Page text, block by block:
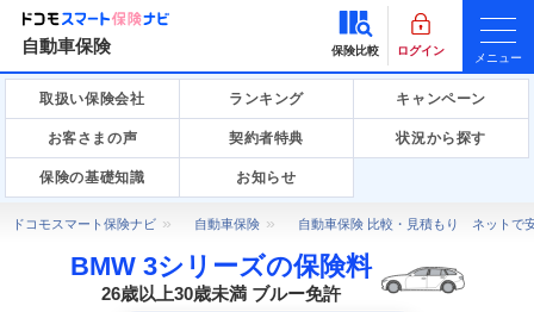
自動車保険 保険比較 ログイン
メニュー
取扱い保険会社 ランキング キャンペーン
お客さまの声 契約者特典 状況から探す
保険の基礎知識 お知らせ
ドコモスマート保険ナビ 自動車保険 自動車保険 比較・見積もり ネットで
BMW 3シリーズの保険料
26歳以上30歳未満 ブルー免許